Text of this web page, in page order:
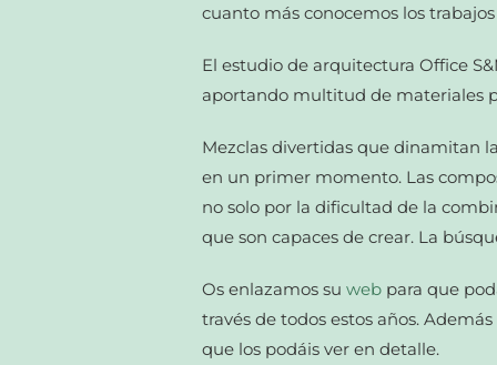
cuanto más conocemos los
El estudio de arquitectura Office
aportando multitud de materiales
Mezclas divertidas que dinamitan
en un primer momento. Las
no solo por la dificultad de la
que son capaces de crear. La
Os enlazamos su web para que
través de todos estos años.
que los podáis ver en detalle.